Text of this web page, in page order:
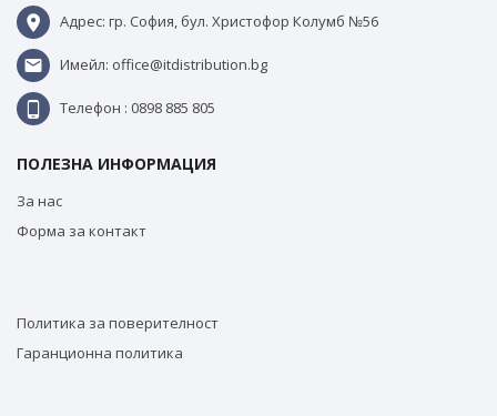
Адрес: гр. София, бул. Христофор Колумб №56
Имейл: office@itdistribution.bg
Телефон : 0898 885 805
ПОЛЕЗНА ИНФОРМАЦИЯ
За нас
Форма за контакт
Политика за поверителност
Гаранционна политика